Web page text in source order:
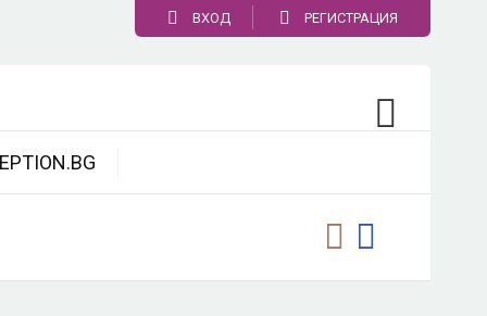
ВХОД РЕГИСТРАЦИЯ